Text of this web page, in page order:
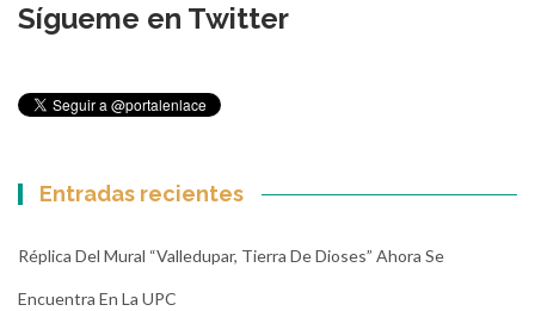
Sígueme en Twitter
Entradas recientes
Réplica Del Mural “Valledupar, Tierra De Dioses” Ahora Se
Encuentra En La UPC